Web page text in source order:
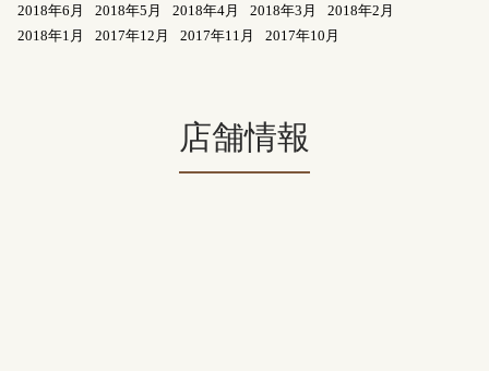
2018年6月
2018年5月 2018年4月 2018年3月
2018年2月
2018年1月
2017年12月 2017年11月 2017年10月
店舗情報